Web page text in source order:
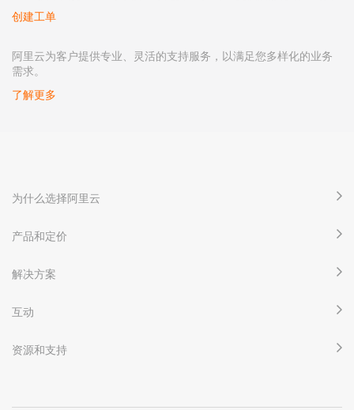
创建工单
阿里云为客户提供专业、灵活的支持服务，以满足您多样化的业务
需求。
了解更多
为什么选择阿里云
产品和定价
解决方案
互动
资源和支持